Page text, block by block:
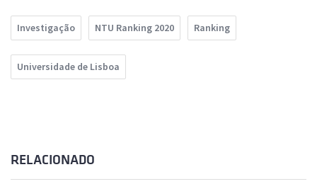
Investigação NTU Ranking 2020 Ranking
Universidade de Lisboa
RELACIONADO